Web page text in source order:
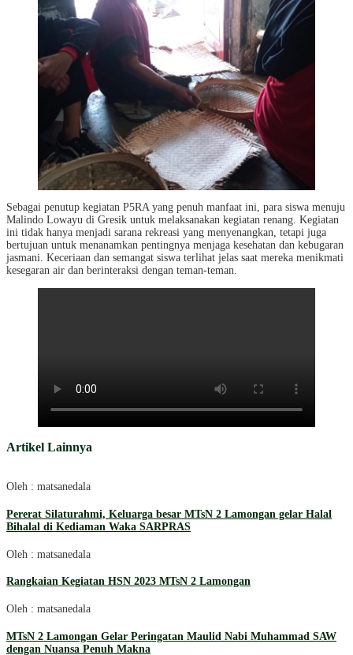
Sebagai penutup kegiatan P5RA yang penuh manfaat ini, para siswa menuju
Malindo Lowayu di Gresik untuk melaksanakan kegiatan renang. Kegiatan
ini tidak hanya menjadi sarana rekreasi yang menyenangkan, tetapi juga
bertujuan untuk menanamkan pentingnya menjaga kesehatan dan kebugaran
jasmani. Keceriaan dan semangat siswa terlihat jelas saat mereka menikmati
kesegaran air dan berinteraksi dengan teman-teman.
Artikel Lainnya
Oleh : matsanedala
Pererat Silaturahmi, Keluarga besar MTsN 2 Lamongan gelar Halal
Bihalal di Kediaman Waka SARPRAS
Oleh : matsanedala
Rangkaian Kegiatan HSN 2023 MTsN 2 Lamongan
Oleh : matsanedala
MTsN 2 Lamongan Gelar Peringatan Maulid Nabi Muhammad SAW
dengan Nuansa Penuh Makna